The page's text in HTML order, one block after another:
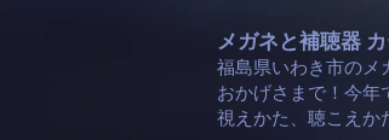
メガネと補聴器
福島県いわき市のメ
おかげさまで！今年
視えかた、聴こえか